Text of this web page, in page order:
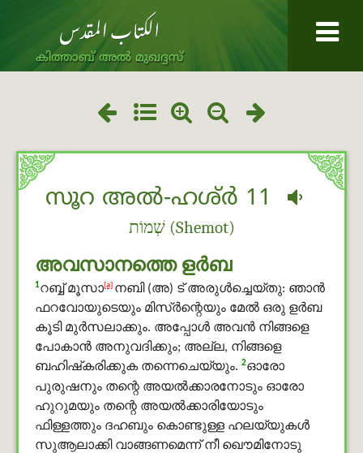
കിത്താബ് അൽ മുഖദ്ദസ്
സൂറ അൽ-ഹശ്ർ 11
שְׁמוֹת (Shemot)
അവസാനത്തെ ളർബ
1റബ്ബ് മൂസാ[a] നബി (അ) ട് അരുൾച്ചെയ്തു: ഞാന്‍
ഫറവോയുടെയും മിസ്ർന്റെയും മേല്‍ ഒരു ളർബ
കൂടി മുർസലാക്കും. അപ്പോള്‍ അവന്‍ നിങ്ങളെ
പോകാന്‍ അനുവദിക്കും; അല്ല, നിങ്ങളെ
ബഹിഷ്‌കരിക്കുക തന്നെചെയ്യും. 2ഓരോ
പുരുഷനും തന്റെ അയല്‍ക്കാരനോടും ഓരോ
ഹുറുമയും തന്റെ അയല്‍ക്കാരിയോടും
ഫിള്ളത്തും ദഹബും കൊണ്ടുള്ള ഹലയ്യുകള്‍
സുആലാക്കി വാങ്ങണമെന്ന് നീ ഖൌമിനോടു